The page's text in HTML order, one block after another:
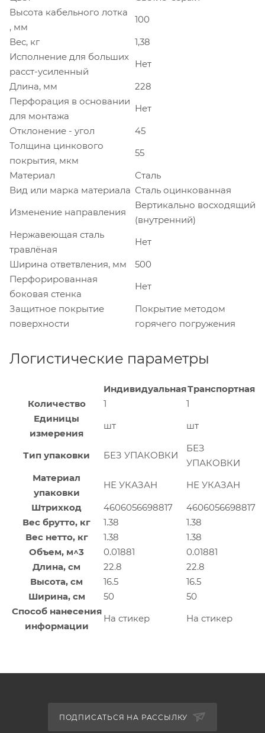
Высота кабельного лотка
, мм
100
Вес, кг
1,38
Исполнение для больших
расст-усиленный
Нет
Длина, мм
228
Перфорация в основании
для монтажа
Нет
Отклонение - угол
45
Толщина цинкового
покрытия, мкм
55
Материал
Сталь
Вид или марка материала Сталь оцинкованная
Изменение направления
Вертикально восходящий
(внутренний)
Нержавеющая сталь
травлёная
Нет
Ширина ответвления, мм
500
Перфорированная
боковая стенка
Нет
Защитное покрытие
поверхности
Покрытие методом
горячего погружения
Логистические параметры
ИндивидуальнаяТранспортная
Количество
1
1
Единицы
измерения
шт шт
Тип упаковки БЕЗ УПАКОВКИ
БЕЗ
УПАКОВКИ
Материал
упаковки
НЕ УКАЗАН
НЕ УКАЗАН
Штрихкод
4606056698817
4606056698817
Вес брутто, кг
1.38
1.38
Вес нетто, кг
1.38
1.38
Объем, м^3
0.01881
0.01881
Длина, см
22.8
22.8
Высота, см
16.5
16.5
Ширина, см
50
50
Способ нанесения
информации
На стикер На стикер
ПОДПИСАТЬСЯ НА РАССЫЛКУ